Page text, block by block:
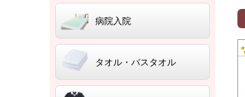
病院入院
タオル・バスタオル